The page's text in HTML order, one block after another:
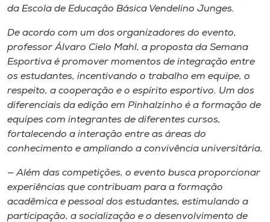
Unoesc
Store
Selecione
o idioma
A+
da Escola de Educação Básica Vendelino Junges.
De acordo com um dos organizadores do evento,
professor Álvaro Cielo Mahl, a proposta da Semana
Esportiva é promover momentos de integração entre
os estudantes, incentivando o trabalho em equipe, o
respeito, a cooperação e o espírito esportivo. Um dos
diferenciais da edição em Pinhalzinho é a formação de
equipes com integrantes de diferentes cursos,
fortalecendo a interação entre as áreas do
conhecimento e ampliando a convivência universitária.
— Além das competições, o evento busca proporcionar
experiências que contribuam para a formação
acadêmica e pessoal dos estudantes, estimulando a
participação, a socialização e o desenvolvimento de